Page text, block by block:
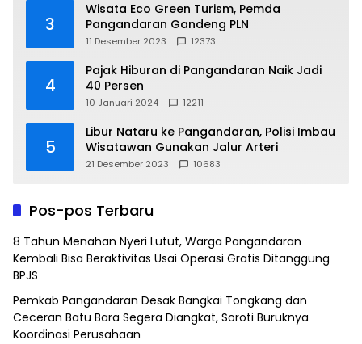
3
Wisata Eco Green Turism, Pemda
Pangandaran Gandeng PLN
11 Desember 2023 12373
4
Pajak Hiburan di Pangandaran Naik Jadi
40 Persen
10 Januari 2024 12211
5
Libur Nataru ke Pangandaran, Polisi Imbau
Wisatawan Gunakan Jalur Arteri
21 Desember 2023 10683
Pos-pos Terbaru
8 Tahun Menahan Nyeri Lutut, Warga Pangandaran
Kembali Bisa Beraktivitas Usai Operasi Gratis Ditanggung
BPJS
Pemkab Pangandaran Desak Bangkai Tongkang dan
Ceceran Batu Bara Segera Diangkat, Soroti Buruknya
Koordinasi Perusahaan